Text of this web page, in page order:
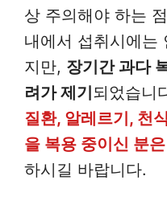
상 주의해야 하는
내에서 섭취시에는
지만, 장기간 과다
려가 제기되었습니
질환, 알레르기, 천
을 복용 중이신 분
하시길 바랍니다.